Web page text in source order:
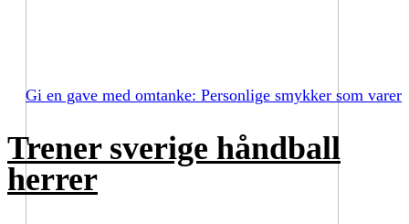
Gi en gave med omtanke: Personlige smykker som varer
Trener sverige håndball
herrer